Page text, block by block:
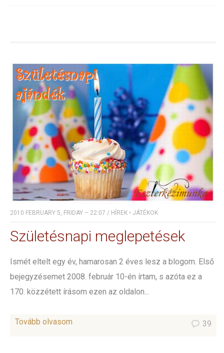
2010 FEBRUARY 5, FRIDAY – 22:07 / HÍREK • JÁTÉKOK
Születésnapi meglepetések
Ismét eltelt egy év, hamarosan 2 éves lesz a blogom. Első
bejegyzésemet 2008. február 10-én írtam, s azóta ez a
170. közzétett írásom ezen az oldalon...
Tovább olvasom 39